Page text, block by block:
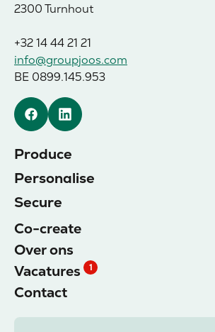
2300 Turnhout
+32 14 44 21 21
info@groupjoos.com
BE 0899.145.953
FacebookLinkedin
Produce
Personalise
Secure
Co-create
Over ons
Vacatures
1
Contact